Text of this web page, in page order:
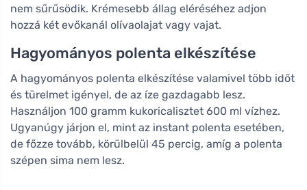
nem sűrűsödik. Krémesebb állag eléréséhez adjon
hozzá két evőkanál olívaolajat vagy vajat.
Hagyományos polenta elkészítése
A hagyományos polenta elkészítése valamivel több időt
és türelmet igényel, de az íze gazdagabb lesz.
Használjon 100 gramm kukoricalisztet 600 ml vízhez.
Ugyanúgy járjon el, mint az instant polenta esetében,
de főzze tovább, körülbelül 45 percig, amíg a polenta
szépen sima nem lesz.